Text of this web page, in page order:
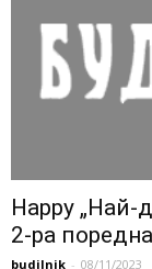
Happy „Най-
2-ра
budilnik - 08/11/2023